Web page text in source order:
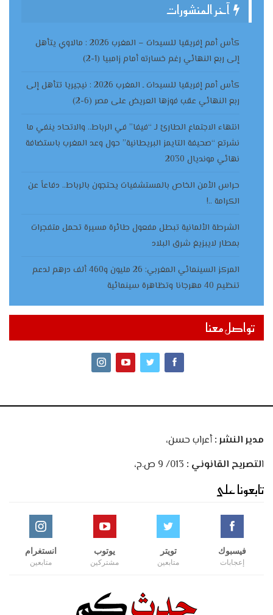
آخر المنشورات
كأس أمم إفريقيا للسيدات – المغرب 2026 : مالاوي يتأهل
إلى ربع النهائي رغم خسارته أمام زامبيا (1-2)
كأس أمم إفريقيا للسيدات ـ المغرب 2026 : نيجيريا تتأهل إلى
ربع النهائي عقب فوزها العريض على مصر (6-2)
انتهاء الاجتماع الطارئ لـ “فيفا” في الرباط.. والاتحاد ينفي ما
نشرتع “صحيفة التايمز البريطانية” حول وعد المغرب باستضافة
نهائي مونديال 2030
حراس الأمن الخاص بالمستشفيات يحتجون بالرباط.. دفاعاً عن
الكرامة ..!
الشرطة الألمانية تبطل مفعول طائرة مسيرة تحمل متفجرات
بمطار لايبزيغ شرق البلاد
المركز السينمائي المغربي: 26 مليون و460 ألف درهم لدعم
تنظيم 40 مهرجانا وتظاهرة سينمائية
تواصل معنا
مدير النشر :أعراب حسن،
التصريح القانوني :
تابعونا على
فيسبوك
إعجابات
تويتر
متابعين
يوتوب
مشتركين
انستغرام
متابعين